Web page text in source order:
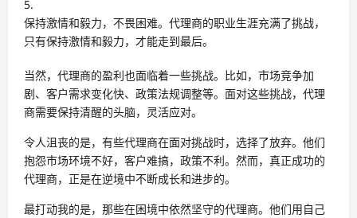
保持激情和毅力，不畏困难。代理商的职业生涯充满了挑战，
只有保持激情和毅力，才能走到最后。
当然，代理商的盈利也面临着一些挑战。比如，市场竞争加
剧、客户需求变化快、政策法规调整等。面对这些挑战，代理
商需要保持清醒的头脑，灵活应对。
令人沮丧的是，有些代理商在面对挑战时，选择了放弃。他们
抱怨市场环境不好，客户难搞，政策不利。然而，真正成功的
代理商，正是在逆境中不断成长和进步的。
最打动我的是，那些在困境中依然坚守的代理商。他们用自己